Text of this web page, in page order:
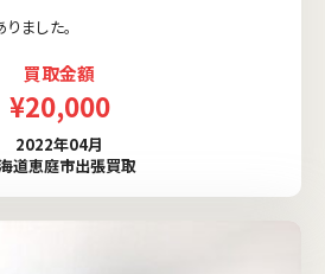
ました。
買取金額
¥20,000
2022年04月
道恵庭市出張買取